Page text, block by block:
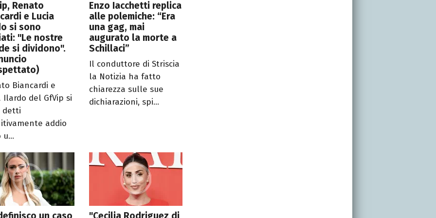
Renato
e Lucia
si sono
"Le nostre
si dividono".
Biancardi e
Ilardo del GfVip si
detti
addio
u...
Enzo Iacchetti replica
alle polemiche: “Era
una gag, mai
augurato la morte a
Schillaci”
Il conduttore di Striscia
la Notizia ha fatto
chiarezza sulle sue
dichiarazioni, spi...